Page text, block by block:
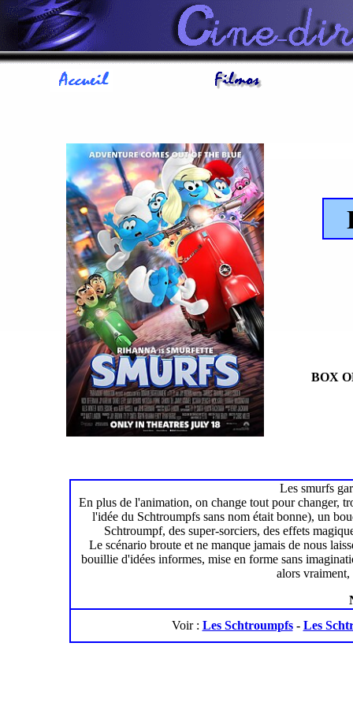
BOX
Les smurfs
En plus de l'animation, on change tout pour changer,
l'idée du Schtroumpfs sans nom était bonne), un
Schtroumpf, des super-sorciers, des effets
Le scénario broute et ne manque jamais de nous
bouillie d'idées informes, mise en forme sans
alors
Voir : Les Schtroumpfs- Les